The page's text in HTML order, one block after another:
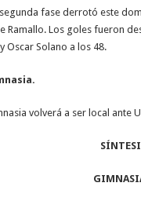
fase derrotó este
Ramallo. Los goles fueron
Oscar Solano a los 48.
volverá a ser local ante